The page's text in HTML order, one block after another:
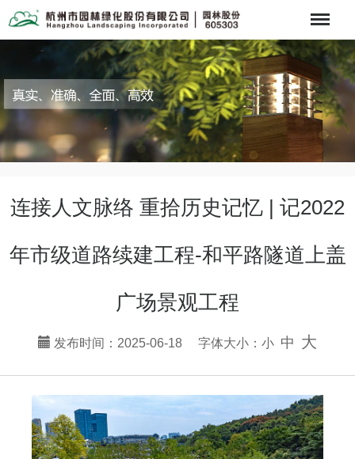
连接人文脉络 重拾历史记忆 | 记2022
年市级道路续建工程-和平路隧道上盖
广场景观工程
发布时间：2025-06-18 字体大小： 小 中 大